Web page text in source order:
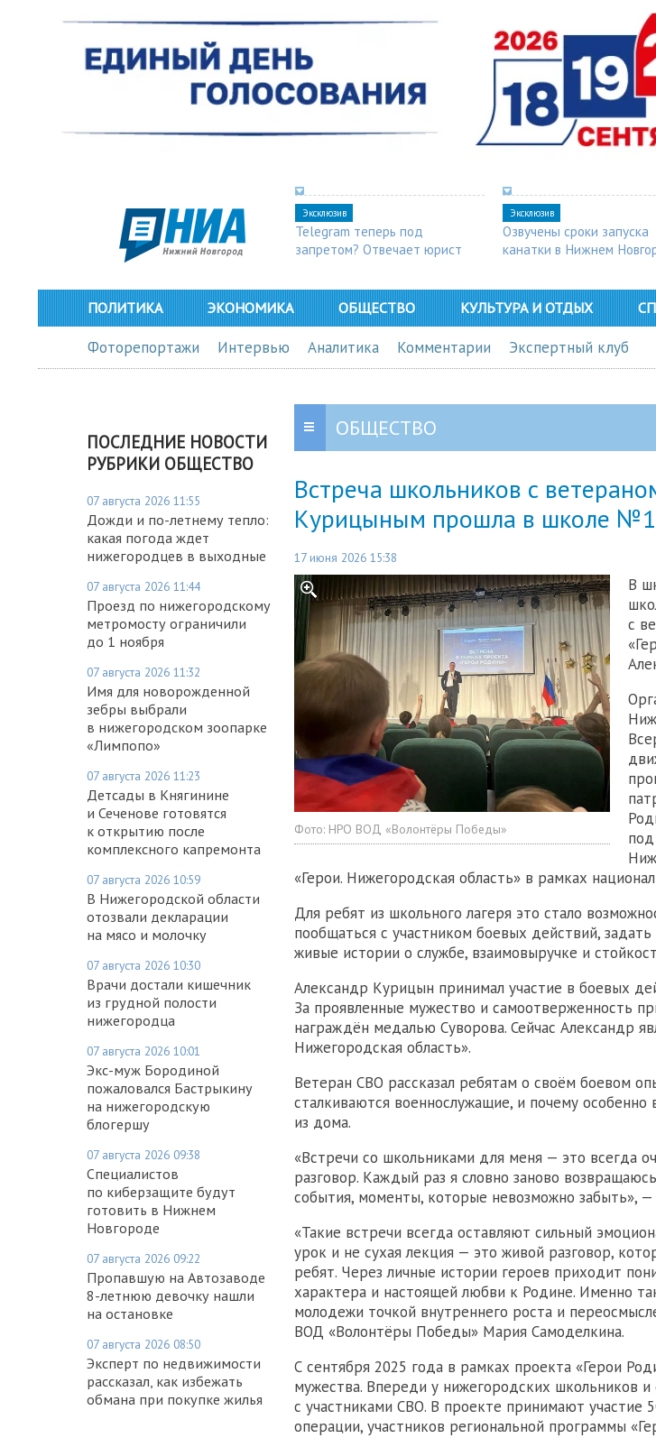
Эксклюзив
Telegram теперь под
запретом? Отвечает юрист
Эксклюзив
Озвучены сроки запуска
канатки в Нижнем
ПОЛИТИКА ЭКОНОМИКА ОБЩЕСТВО КУЛЬТУРА И ОТДЫХ
Фоторепортажи Интервью Аналитика Комментарии Экспертный клуб
ПОСЛЕДНИЕ НОВОСТИ
РУБРИКИ ОБЩЕСТВО
07 августа 2026 11:55
Дожди и по-летнему тепло:
какая погода ждет
нижегородцев в выходные
07 августа 2026 11:44
Проезд по нижегородскому
метромосту ограничили
до 1 ноября
07 августа 2026 11:32
Имя для новорожденной
зебры выбрали
в нижегородском зоопарке
«Лимпопо»
07 августа 2026 11:23
Детсады в Княгинине
и Сеченове готовятся
к открытию после
комплексного капремонта
07 августа 2026 10:59
В Нижегородской области
отозвали декларации
на мясо и молочку
07 августа 2026 10:30
Врачи достали кишечник
из грудной полости
нижегородца
07 августа 2026 10:01
Экс-муж Бородиной
пожаловался Бастрыкину
на нижегородскую
блогершу
07 августа 2026 09:38
Специалистов
по киберзащите будут
готовить в Нижнем
Новгороде
07 августа 2026 09:22
Пропавшую на Автозаводе
8-летнюю девочку нашли
на остановке
07 августа 2026 08:50
Эксперт по недвижимости
рассказал, как избежать
обмана при покупке жилья
ОБЩЕСТВО
Встреча школьников с
Курицыным прошла в школе
17 июня 2026 15:38
Фото: НРО ВОД «Волонтёры Победы»
В
с
«Герои. Нижегородская область» в рамках
Для ребят из школьного лагеря это стало
пообщаться с участником боевых действий,
живые истории о службе, взаимовыручке и
Александр Курицын принимал участие в боевых
За проявленные мужество и самоотверженность
награждён медалью Суворова. Сейчас Александр
Нижегородская область».
Ветеран СВО рассказал ребятам о своём боевом
сталкиваются военнослужащие, и почему
из дома.
«Встречи со школьниками для меня — это всегда
разговор. Каждый раз я словно заново
события, моменты, которые невозможно забыть»,
«Такие встречи всегда оставляют сильный
урок и не сухая лекция — это живой разговор,
ребят. Через личные истории героев приходит
характера и настоящей любви к Родине. Именно
молодежи точкой внутреннего роста и
ВОД «Волонтёры Победы» Мария Самоделкина.
С сентября 2025 года в рамках проекта «Герои
мужества. Впереди у нижегородских школьников
с участниками СВО. В проекте принимают участие
операции, участников региональной программы